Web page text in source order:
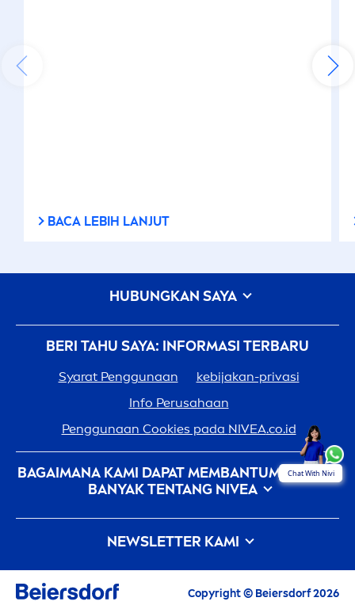
BACA LEBIH LANJUT
Chat With Nivi
BERI TAHU SAYA: INFORMASI TERBARU
Syarat Penggunaan
kebijakan-privasi
Info Perusahaan
Penggunaan Cookies pada NIVEA.co.id
BAGAIMANA KAMI DAPAT MEMBANTUMU: LEBIH
BANYAK TENTANG NIVEA
SejarahNIVEA- 100 Tahun Dalam Pembuatannya
Karir Di Beiersdorf
BagaimanaNIVEAMemberikan Sentuhan Pada
Alam
NEWSLETTER KAMI
Semua berita terbaru, tips perawatan, inspirasi
HUBUNGKAN SAYA
Copyright © Beiersdorf 2026